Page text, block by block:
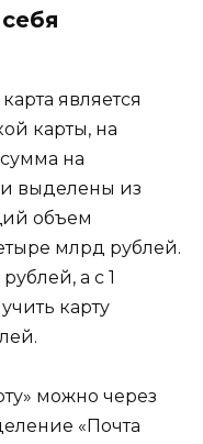
является
карты, на
на
выделены из
объем
млрд рублей.
а с 1
карту
можно через
«Почта